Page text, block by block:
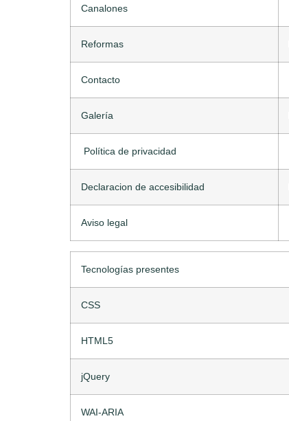
Canalones
Reformas
Contacto
Galería
Política de privacidad
Declaracion de accesibilidad
Aviso legal
Tecnologías presentes
CSS
HTML5
jQuery
WAI-ARIA